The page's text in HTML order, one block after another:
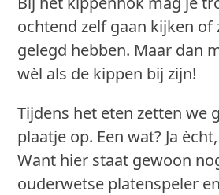
ochtend zelf gaan kijken of
gelegd hebben. Maar dan
wèl als de kippen bij zijn!
Tijdens het eten zetten we
plaatje op. Een wat? Ja
Want hier staat gewoon
ouderwetse platenspeler